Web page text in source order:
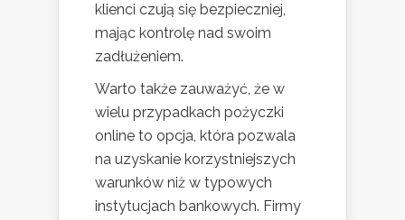
klienci czują się bezpieczniej,
mając kontrolę nad swoim
zadłużeniem.
Warto także zauważyć, że w
wielu przypadkach pożyczki
online to opcja, która pozwala
na uzyskanie korzystniejszych
warunków niż w typowych
instytucjach bankowych. Firmy